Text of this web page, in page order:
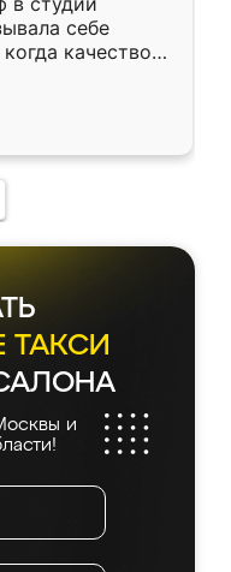
себе
качеством
уже почти
ТАКСИ
и